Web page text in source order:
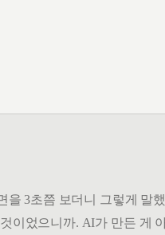
3초쯤 보더니 그렇게 말
이었으니까. AI가 만든 게